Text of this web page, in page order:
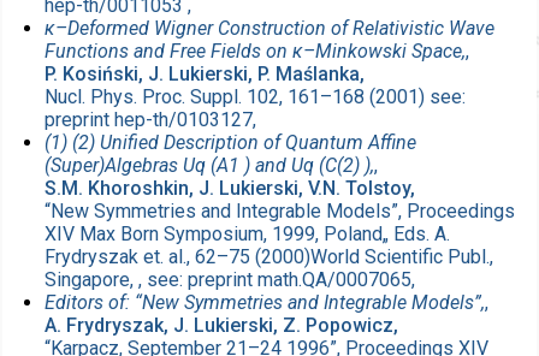
hep-th/0011053 ,
κ–Deformed Wigner Construction of Relativistic Wave
Functions and Free Fields on κ–Minkowski Space,,
P. Kosiński, J. Lukierski, P. Maślanka,
Nucl. Phys. Proc. Suppl. 102, 161–168 (2001) see:
preprint hep-th/0103127,
(1) (2) Unified Description of Quantum Affine
(Super)Algebras Uq (A1 ) and Uq (C(2) ),,
S.M. Khoroshkin, J. Lukierski, V.N. Tolstoy,
“New Symmetries and Integrable Models”, Proceedings
XIV Max Born Symposium, 1999, Poland„ Eds. A.
Frydryszak et. al., 62–75 (2000)World Scientific Publ.,
Singapore, , see: preprint math.QA/0007065,
Editors of: “New Symmetries and Integrable Models”,,
A. Frydryszak, J. Lukierski, Z. Popowicz,
“Karpacz, September 21–24 1996”, Proceedings XIV